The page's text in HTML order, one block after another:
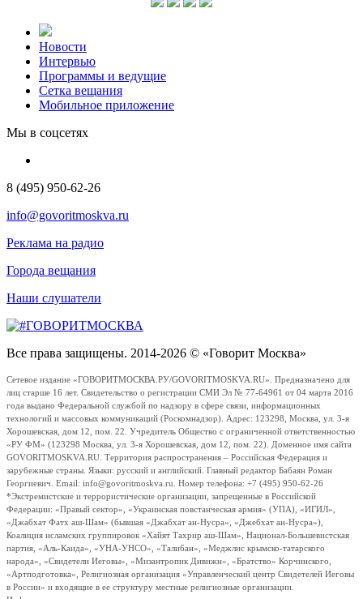
Новости
Интервью
Программы и ведущие
Сетка вещания
Мобильное приложение
Мы в соцсетях
8 (495) 950-62-26
info@govoritmoskva.ru
Реклама на радио
Города вещания
Наши слушатели
Все права защищены. 2014-2026 © «Говорит Москва»
Сетевое издание «ГОВОРИТМОСКВА.РУ/GOVORITMOSKVA.RU». Предназначено для
лиц старше 16 лет. Свидетельство о регистрации СМИ Эл № 77-64961 от 04 марта 2016
года выдано Федеральной службой по надзору в сфере связи, информационных
технологий и массовых коммуникаций (Роскомнадзор). Адрес: 123298, Москва, ул. 3-я
Хорошевская, дом 12, пом. 22. Учредитель Общество с ограниченной ответственностью
«РУ ФМ» (123298 Москва, ул. 3-я Хорошевская, дом 12, пом. 22). Доменное имя сайта
GOVORITMOSKVA.RU. Территория распространения – Российская Федерация и
зарубежные страны. Языки: русский и английский. Главный редактор Бабаян Роман
Георгиевич. Email: info@govoritmoskva.ru. Номер телефона: +7 (495) 950-62-26
*Экстремистские и террористические организации, запрещенные в Российской
Федерации: «Правый сектор», «Украинская повстанческая армия» (УПА), «ИГИЛ»,
«Джабхат Фатх аш-Шам» (бывшая «Джабхат ан-Нусра», «Джебхат ан-Нусра»),
Коалиция исламских группировок «Хайят Тахрир аш-Шам», Национал-Большевистская
партия, «Аль-Каида», «УНА-УНСО», «Талибан», «Меджлис крымско-татарского
народа», «Свидетели Иеговы», «Мизантропик Дивижн», «Братство» Корчинского,
«Артподготовка», Религиозная организация «Управленческий центр Свидетелей Иеговы
в России» и входящие в ее структуру местные религиозные организации.